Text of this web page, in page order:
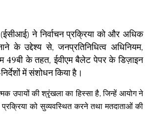
(ईसीआई) ने निर्वाचन प्रक्रिया को और अधिक
के उद्देश्य से, जनप्रतिनिधित्व अधिनियम,
49बी के तहत, ईवीएम बैलेट पेपर के डिज़ाइन
में संशोधन किया है।
उपायों की श्रृंखला का हिस्सा है, जिन्हें आयोग ने
प्रक्रिया को सुव्यवस्थित करने तथा मतदाताओं की